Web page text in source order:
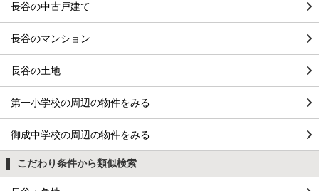
長谷の中古戸建て
長谷のマンション
長谷の土地
第一小学校の周辺の物件をみる
御成中学校の周辺の物件をみる
こだわり条件から類似検索